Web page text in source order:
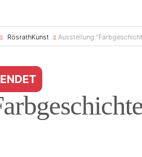
RösrathKunst Ausstellung